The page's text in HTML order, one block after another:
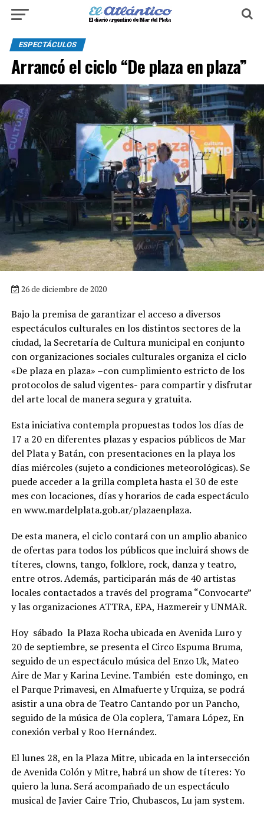
ESPECTÁCULOS
Arrancó el ciclo “De plaza en plaza”
26 de diciembre de 2020
Bajo la premisa de garantizar el acceso a diversos
espectáculos culturales en los distintos sectores de la
ciudad, la Secretaría de Cultura municipal en conjunto
con organizaciones sociales culturales organiza el ciclo
«De plaza en plaza» –con cumplimiento estricto de los
protocolos de salud vigentes- para compartir y disfrutar
del arte local de manera segura y gratuita.
Esta iniciativa contempla propuestas todos los días de
17 a 20 en diferentes plazas y espacios públicos de Mar
del Plata y Batán, con presentaciones en la playa los
días miércoles (sujeto a condiciones meteorológicas). Se
puede acceder a la grilla completa hasta el 30 de este
mes con locaciones, días y horarios de cada espectáculo
en www.mardelplata.gob.ar/plazaenplaza.
De esta manera, el ciclo contará con un amplio abanico
de ofertas para todos los públicos que incluirá shows de
títeres, clowns, tango, folklore, rock, danza y teatro,
entre otros. Además, participarán más de 40 artistas
locales contactados a través del programa “Convocarte”
y las organizaciones ATTRA, EPA, Hazmereir y UNMAR.
Hoy sábado la Plaza Rocha ubicada en Avenida Luro y
20 de septiembre, se presenta el Circo Espuma Bruma,
seguido de un espectáculo música del Enzo Uk, Mateo
Aire de Mar y Karina Levine. También este domingo, en
el Parque Primavesi, en Almafuerte y Urquiza, se podrá
asistir a una obra de Teatro Cantando por un Pancho,
seguido de la música de Ola coplera, Tamara López, En
conexión verbal y Roo Hernández.
El lunes 28, en la Plaza Mitre, ubicada en la intersección
de Avenida Colón y Mitre, habrá un show de títeres: Yo
quiero la luna. Será acompañado de un espectáculo
musical de Javier Caire Trio, Chubascos, Lu jam system.